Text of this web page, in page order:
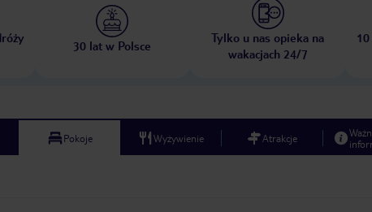
30 lat w Polsce
Tylko u nas opieka na
wakacjach 24/7
Pokoje Wyżywienie Atrakcje